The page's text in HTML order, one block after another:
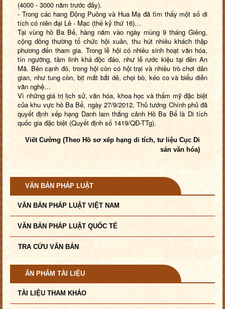
(4000 - 3000 năm trước đây).
- Trong các hang Động Puông và Hua Mạ đã tìm thấy một số di
tích có niên đại Lê - Mạc (thế kỷ thứ 16)…
Tại vùng hồ Ba Bể, hàng năm vào ngày mùng 9 tháng Giêng,
cộng đồng thường tổ chức hội xuân, thu hút nhiều khách thập
phương đến tham gia. Trong lễ hội có nhiều sinh hoạt văn hóa,
tín ngưỡng, tâm linh khá độc đáo, như lễ rước kiệu tại đền An
Mã. Bên cạnh đó, trong hội còn có hội trại và nhiều trò chơi dân
gian, như tung còn, bịt mắt bắt dê, chọi bò, kéo co và biểu diễn
văn nghệ…
Vì những giá trị lịch sử, văn hóa, khoa học và thẩm mỹ đặc biệt
của khu vực hồ Ba Bể, ngày 27/9/2012, Thủ tướng Chính phủ đã
quyết định xếp hạng Danh lam thắng cảnh Hồ Ba Bể là Di tích
quốc gia đặc biệt (Quyết định số 1419/QĐ-TTg).
Viết Cường (Theo Hồ sơ xếp hạng di tích, tư liệu Cục Di
sản văn hóa)
VĂN BẢN PHÁP LUẬT
VĂN BẢN PHÁP LUẬT VIỆT NAM
VĂN BẢN PHÁP LUẬT QUỐC TẾ
TRA CỨU VĂN BẢN
ẤN PHẨM TÀI LIỆU
TÀI LIỆU THAM KHẢO